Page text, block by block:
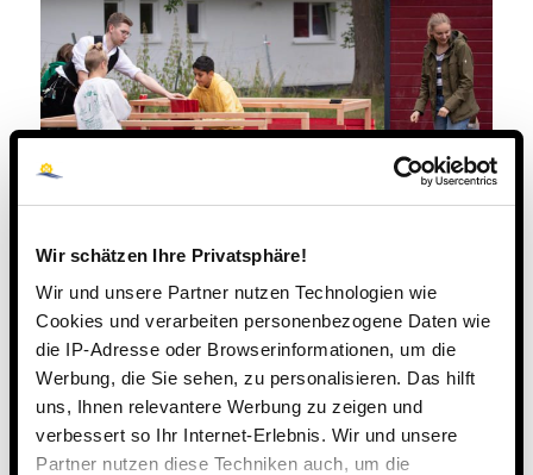
Wir schätzen Ihre Privatsphäre!
Wir und unsere Partner nutzen Technologien wie
Cookies und verarbeiten personenbezogene Daten wie
die IP-Adresse oder Browserinformationen, um die
Werbung, die Sie sehen, zu personalisieren. Das hilft
uns, Ihnen relevantere Werbung zu zeigen und
verbessert so Ihr Internet-Erlebnis. Wir und unsere
Partner nutzen diese Techniken auch, um die